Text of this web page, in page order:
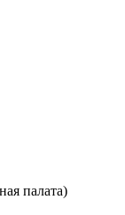
палата)